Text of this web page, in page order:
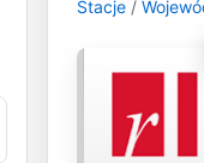
Stacje